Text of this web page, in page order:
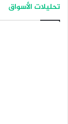
تحليلات الأسواق